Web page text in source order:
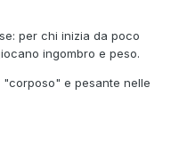
per chi inizia da poco
ingombro e peso.
e pesante nelle